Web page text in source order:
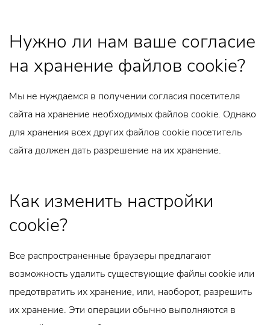
Нужно ли нам ваше согласие
на хранение файлов cookie?
Мы не нуждаемся в получении согласия посетителя
сайта на хранение необходимых файлов cookie. Однако
для хранения всех других файлов cookie посетитель
сайта должен дать разрешение на их хранение.
Как изменить настройки
cookie?
Все распространенные браузеры предлагают
возможность удалить существующие файлы cookie или
предотвратить их хранение, или, наоборот, разрешить
их хранение. Эти операции обычно выполняются в